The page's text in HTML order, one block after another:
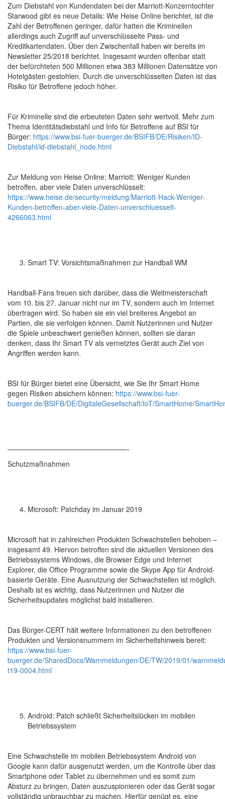
Zum Diebstahl von Kundendaten bei der Marriott-Konzerntochter
Starwood gibt es neue Details: Wie Heise Online berichtet, ist die
Zahl der Betroffenen geringer, dafür hatten die Kriminellen
allerdings auch Zugriff auf unverschlüsselte Pass- und
Kreditkartendaten. Über den Zwischenfall haben wir bereits im
Newsletter 25/2018 berichtet. Insgesamt wurden offenbar statt
der befürchteten 500 Millionen etwa 383 Millionen Datensätze von
Hotelgästen gestohlen. Durch die unverschlüsselten Daten ist das
Risiko für Betroffene jedoch höher.
Für Kriminelle sind die erbeuteten Daten sehr wertvoll. Mehr zum
Thema Identitätsdiebstahl und Info für Betroffene auf BSI für
Bürger: https://www.bsi-fuer-buerger.de/BSIFB/DE/Risiken/ID-
Diebstahl/id-diebstahl_node.html
Zur Meldung von Heise Online: Marriott: Weniger Kunden
betroffen, aber viele Daten unverschlüsselt:
https://www.heise.de/security/meldung/Marriott-Hack-Weniger-
Kunden-betroffen-aber-viele-Daten-unverschluesselt-
4266063.html
Smart TV: Vorsichtsmaßnahmen zur Handball WM
Handball-Fans freuen sich darüber, dass die Weltmeisterschaft
vom 10. bis 27. Januar nicht nur im TV, sondern auch im Internet
übertragen wird. So haben sie ein viel breiteres Angebot an
Partien, die sie verfolgen können. Damit Nutzerinnen und Nutzer
die Spiele unbeschwert genießen können, sollten sie daran
denken, dass Ihr Smart TV als vernetztes Gerät auch Ziel von
Angriffen werden kann.
BSI für Bürger bietet eine Übersicht, wie Sie Ihr Smart Home
gegen Risiken absichern können: https://www.bsi-fuer-
buerger.de/BSIFB/DE/DigitaleGesellschaft/IoT/SmartHome/
—————————————————-
Schutzmaßnahmen
Microsoft: Patchday im Januar 2019
Microsoft hat in zahlreichen Produkten Schwachstellen behoben –
insgesamt 49. Hiervon betroffen sind die aktuellen Versionen des
Betriebssystems Windows, die Browser Edge und Internet
Explorer, die Office Programme sowie die Skype App für Android-
basierte Geräte. Eine Ausnutzung der Schwachstellen ist möglich.
Deshalb ist es wichtig, dass Nutzerinnen und Nutzer die
Sicherheitsupdates möglichst bald installieren.
Das Bürger-CERT hält weitere Informationen zu den betroffenen
Produkten und Versionsnummern im Sicherheitshinweis bereit:
https://www.bsi-fuer-
buerger.de/SharedDocs/Warnmeldungen/DE/TW/2019/01/
t19-0004.html
Android: Patch schließt Sicherheitslücken im mobilen
Betriebssystem
Eine Schwachstelle im mobilen Betriebssystem Android von
Google kann dafür ausgenutzt werden, um die Kontrolle über das
Smartphone oder Tablet zu übernehmen und es somit zum
Absturz zu bringen, Daten auszuspionieren oder das Gerät sogar
vollständig unbrauchbar zu machen. Hierfür genügt es, eine